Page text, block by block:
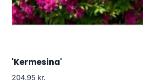
'Kermesina'
204.95 kr.